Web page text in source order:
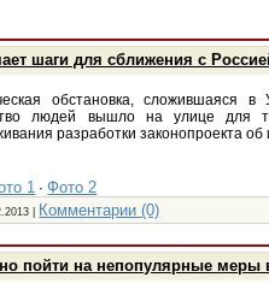
шаги для сближения с
обстановка, сложившаяся
людей вышло на улице для
разработки законопроекта
1 ·Фото 2
Комментарии (0)
пойти на непопулярные меры